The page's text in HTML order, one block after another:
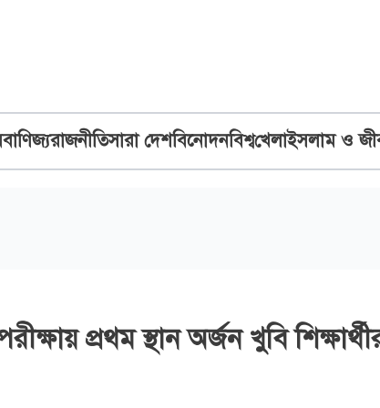
বাণিজ্যরাজনীতিসারা দেশবিনোদনবিশ্বখেলাইসলাম ও
প্রথম স্থান অর্জন খুবি